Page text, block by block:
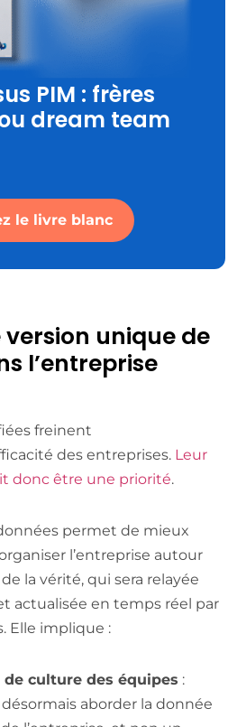
PIM : frères
dream team
le livre blanc
unique de
l’entreprise
freinent
des entreprises. Leur
donc être une priorité.
permet de mieux
l’entreprise autour
la vérité, qui sera relayée
actualisée en temps réel par
Elle implique :
culture des équipes :
aborder la donnée